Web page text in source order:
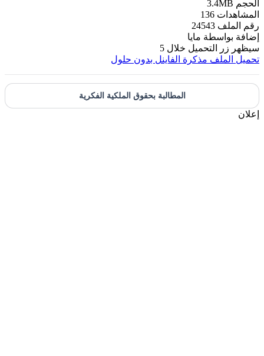
الحجم 3.4MB
المشاهدات 136
رقم الملف 24543
إضافة بواسطة مايا
سيظهر زر التحميل خلال 5
تحميل الملف مذكرة الفاينل بدون حلول
المطالبة بحقوق الملكية الفكرية
إعلان